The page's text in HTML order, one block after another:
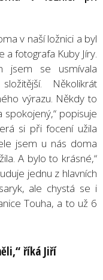
v naší ložnici a byl
fotografa Kuby Jíry.
jsem se usmívala
Několikrát
výrazu. Někdy to
popisuje
si při focení užila
jsem u nás doma
A bylo to krásné,“
jednu z hlavních
ale chystá se i
Touha, a to už 6
říká Jiří